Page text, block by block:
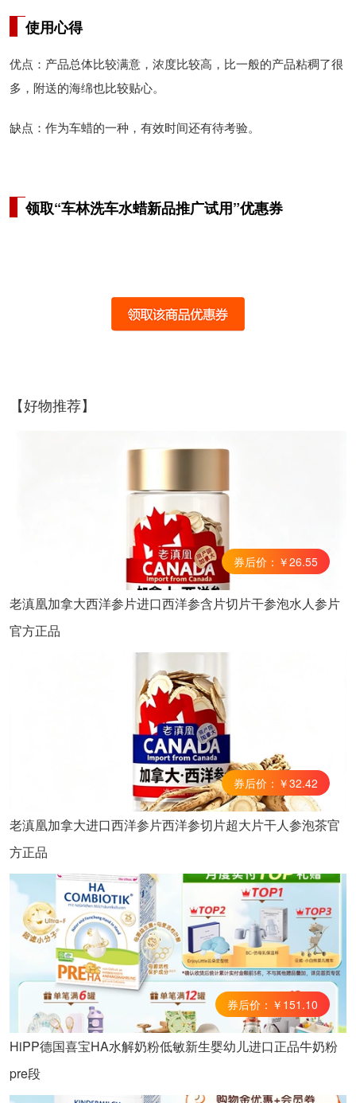
使用心得
优点：产品总体比较满意，浓度比较高，比一般的产品粘稠了很
多，附送的海绵也比较贴心。
缺点：作为车蜡的一种，有效时间还有待考验。
领取“车林洗车水蜡新品推广试用”优惠券
【好物推荐】
券后价：￥26.55
老滇凰加拿大西洋参片进口西洋参含片切片干参泡水人参片
官方正品
券后价：￥32.42
老滇凰加拿大进口西洋参片西洋参切片超大片干人参泡茶官
方正品
券后价：￥151.10
HiPP德国喜宝HA水解奶粉低敏新生婴幼儿进口正品牛奶粉
pre段